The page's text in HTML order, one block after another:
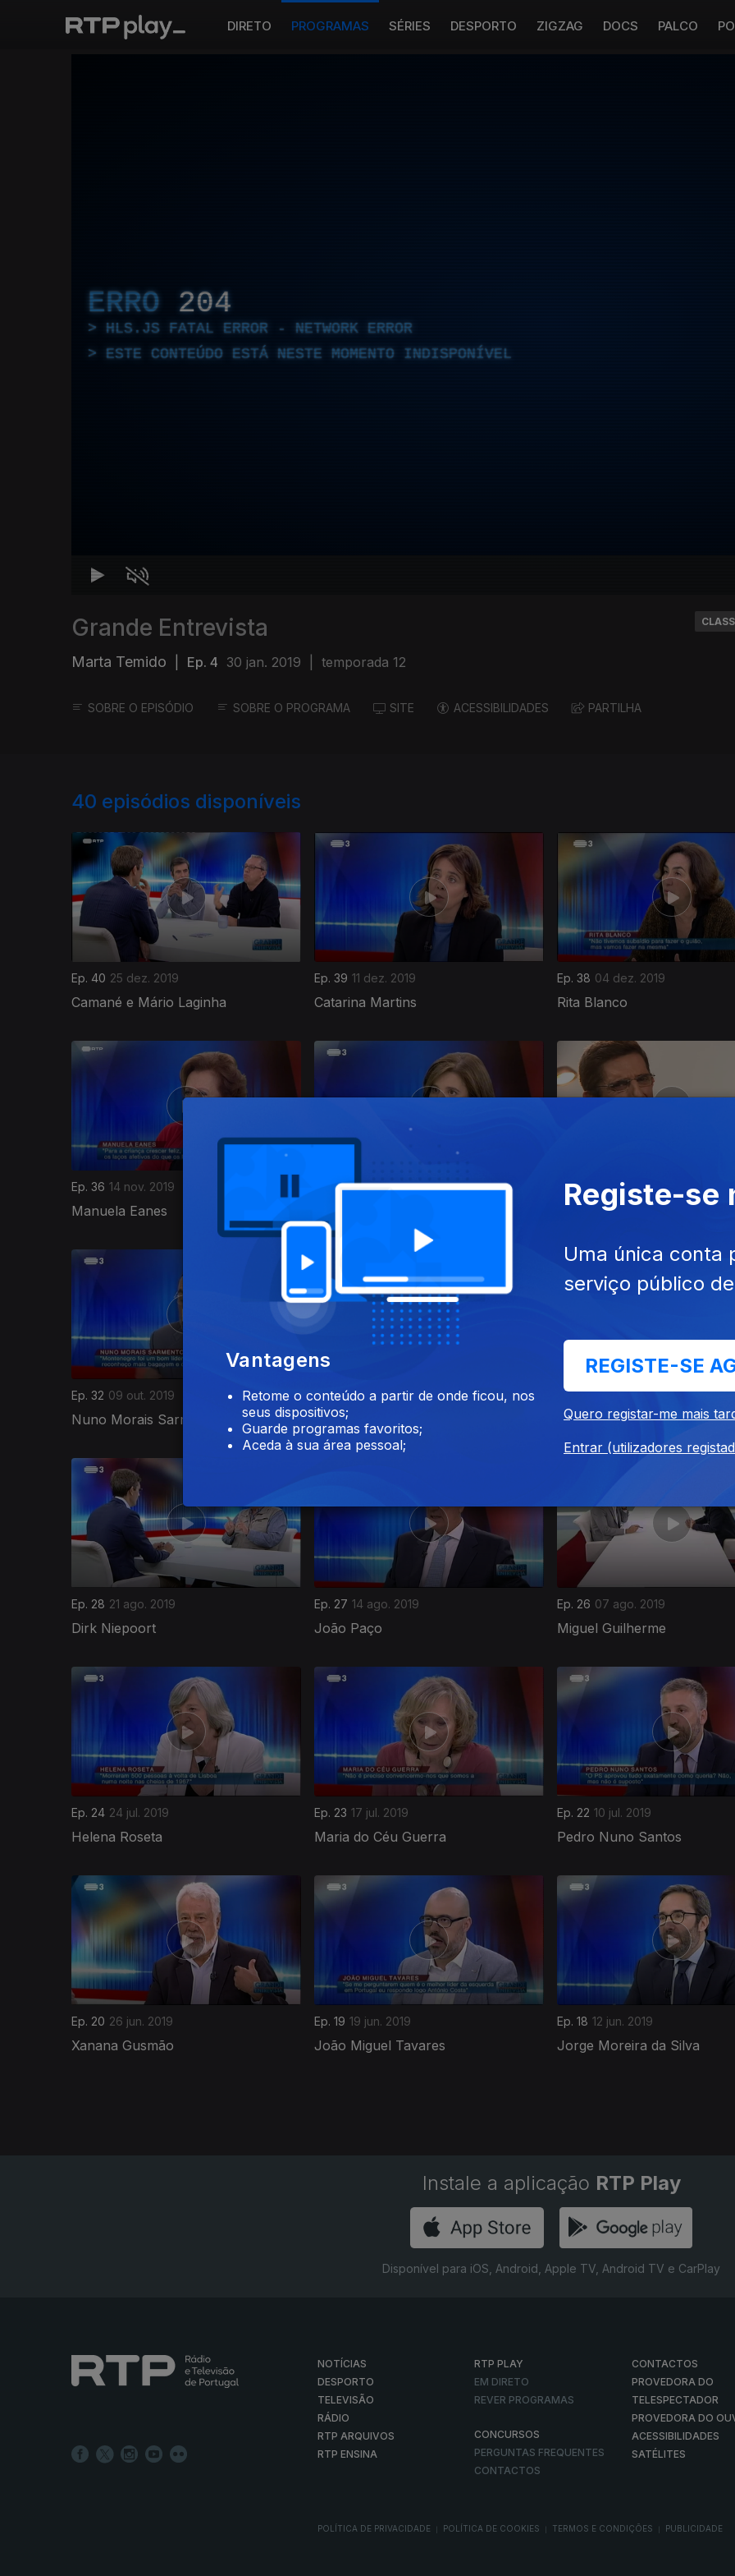
DIRETO PROGRAMAS SÉRIES DESPORTO ZIGZAG DOCS PALCO
ERRO 204
HLS.JS FATAL ERROR - NETWORK ERROR
ESTE CONTEÚDO ESTÁ NESTE MOMENTO INDISPONÍVEL
Grande Entrevista
Marta Temido Ep. 4 30 jan. 2019 temporada 12
SOBRE O EPISÓDIO SOBRE O PROGRAMA SITE ACESSIBILIDADES PARTILHA
40 episódios disponíveis
Ep. 40 25 dez. 2019
Camané e Mário Laginha
Ep. 39 11 dez. 2019
Catarina Martins
Ep. 38 04 dez. 2019
Rita Blanco
Ep. 36 14 nov. 2019
Manuela Eanes
Ep. 35 06 nov. 2019
Mariana Vieira da Silva
Ep. 34 30 out. 2019
Carlos do Carmo
Ep. 32 09 out. 2019
Nuno Morais Sarmento
Ep. 31 11 set. 2019
Aliú Camará
Ep. 30 04 set. 2019
Vieira da Silva
425080
Ep. 28 21 ago. 2019
Dirk Niepoort
Ep. 27 14 ago. 2019
João Paço
Ep. 26 07 ago. 2019
Miguel Guilherme
Ep. 24 24 jul. 2019
Helena Roseta
Ep. 23 17 jul. 2019
Maria do Céu Guerra
Ep. 22 10 jul. 2019
Pedro Nuno Santos
Ep. 20 26 jun. 2019
Xanana Gusmão
Ep. 19 19 jun. 2019
João Miguel Tavares
Ep. 18 12 jun. 2019
Jorge Moreira da Silva
411250
Instale a aplicação RTP Play
Disponível para iOS, Android, Apple TV, Android TV e CarPlay
NOTÍCIAS
DESPORTO
TELEVISÃO
RÁDIO
RTP ARQUIVOS
RTP ENSINA
RTP PLAY
EM DIRETO
REVER PROGRAMAS
CONCURSOS
PERGUNTAS FREQUENTES
CONTACTOS
CONTACTOS
PROVEDORA DO
TELESPECTADOR
PROVEDORA DO
ACESSIBILIDADES
SATÉLITES
POLÍTICA DE PRIVACIDADE POLÍTICA DE COOKIES TERMOS E CONDIÇÕES PUBLICIDADE
Vantagens
Retome o conteúdo a partir de onde ficou, nos
seus dispositivos;
Guarde programas favoritos;
Aceda à sua área pessoal;
Registe-se
Uma única conta
serviço público
REGISTE-SE
Quero registar-me mais
Entrar (utilizadores